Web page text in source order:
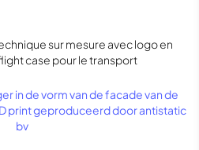
sur mesure avec logo en
case pour le transport